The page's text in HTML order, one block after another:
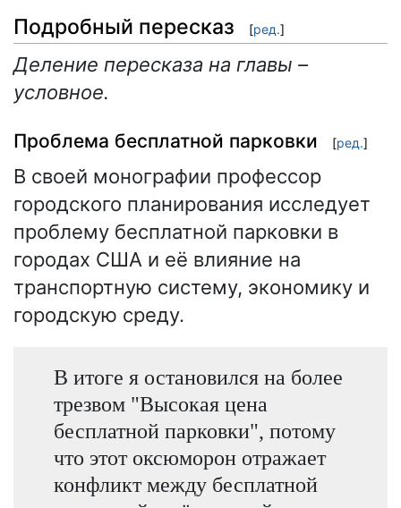
Подробный пересказ [ред.]
Деление пересказа на главы –
условное.
Проблема бесплатной парковки [ред.]
В своей монографии профессор
городского планирования исследует
проблему бесплатной парковки в
городах США и её влияние на
транспортную систему, экономику и
городскую среду.
В итоге я остановился на более
трезвом "Высокая цена
бесплатной парковки", потому
что этот оксюморон отражает
конфликт между бесплатной